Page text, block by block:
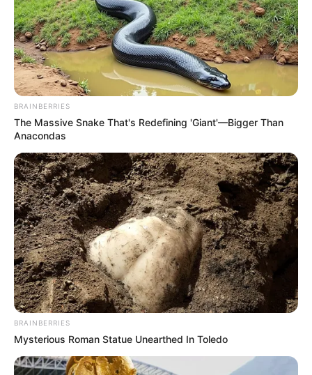
ΥΓΕΙΑ
ΈΛΕΓΧΟΣ ΠΛΗΡΟΦΟΡΙΏΝ ΓΙΑ ΤΟΝ
ΚΟΡΩΝΟΪΌ #2: «Ο COVID19 ΕΊΝΑΙ 20
ΦΟΡΈΣ ΠΙΟ ΘΑΝΑΤΗΦΌΡΟΣ ΑΠΌ ΤΗ
ΓΡΊΠΗ!»
ΈΛΕΓΧΟΣ ΠΛΗΡΟΦΟΡΙΏΝ ΓΙΑ ΤΟΝ ΚΟΡΩΝΟΪΌ #2: «Ο
COVID19 ΕΊΝΑΙ 20 ΦΟΡΈΣ ΠΙΟ ΘΑΝΑΤΗΦΌΡΟΣ ΑΠΌ ΤΗ
ΓΡΊΠΗ!». ΈΝΑ ΑΠΌ ΤΑ BUZZ-STATS ΠΟΥ ΚΆΝΟΥΝ ΤΟΝ ΓΎΡΟ
ΤΟΥ...
BRAINBERRIES
The Massive Snake That's Redefining 'Giant'—Bigger Than
Anacondas
BRAINBERRIES
Mysterious Roman Statue Unearthed In Toledo